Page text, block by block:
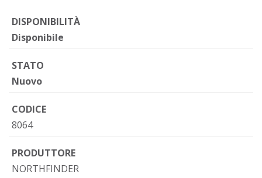
DISPONIBILITÀ
Disponibile
STATO
Nuovo
CODICE
8064
PRODUTTORE
NORTHFINDER